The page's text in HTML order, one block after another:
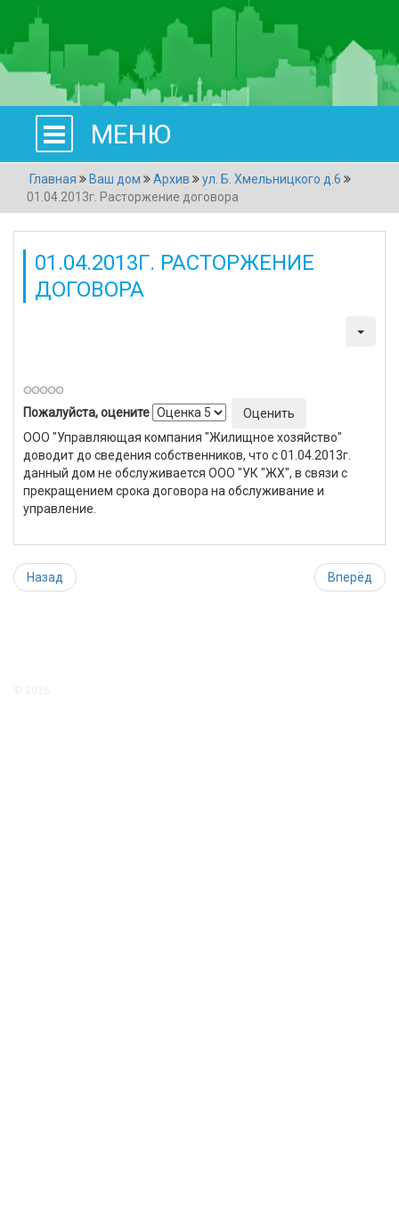
МЕНЮ
Главная Ваш дом Архив
ул. Б. Хмельницкого д.6
01.04.2013г. Расторжение договора
01.04.2013Г. РАСТОРЖЕНИЕ
ДОГОВОРА
Пожалуйста, оцените
ООО "Управляющая компания "Жилищное хозяйство"
доводит до сведения собственников, что с 01.04.2013г.
данный дом не обслуживается ООО "УК "ЖХ", в связи с
прекращением срока договора на обслуживание и
управление.
Назад Вперёд